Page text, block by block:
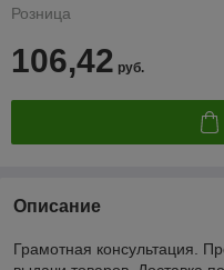
Розница
106,42 руб.
Описание
Грамотная консультация.